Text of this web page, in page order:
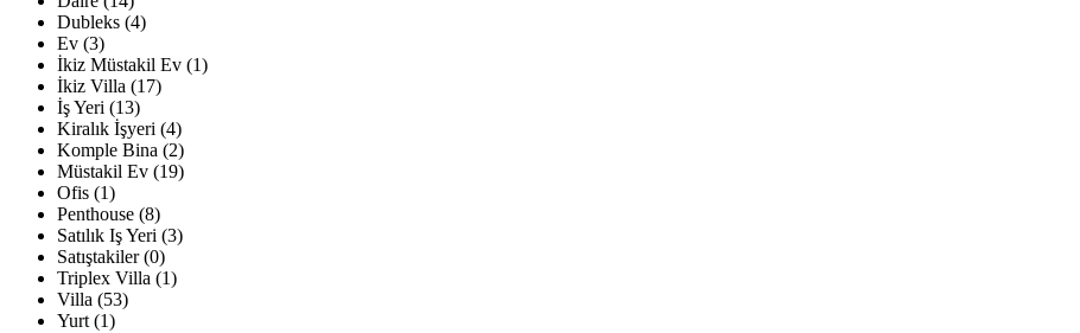
Dubleks (4)
Ev (3)
İkiz Müstakil Ev (1)
İkiz Villa (17)
İş Yeri (13)
Kiralık İşyeri (4)
Komple Bina (2)
Müstakil Ev (19)
Ofis (1)
Penthouse (8)
Satılık Iş Yeri (3)
Satıştakiler (0)
Triplex Villa (1)
Villa (53)
Yurt (1)